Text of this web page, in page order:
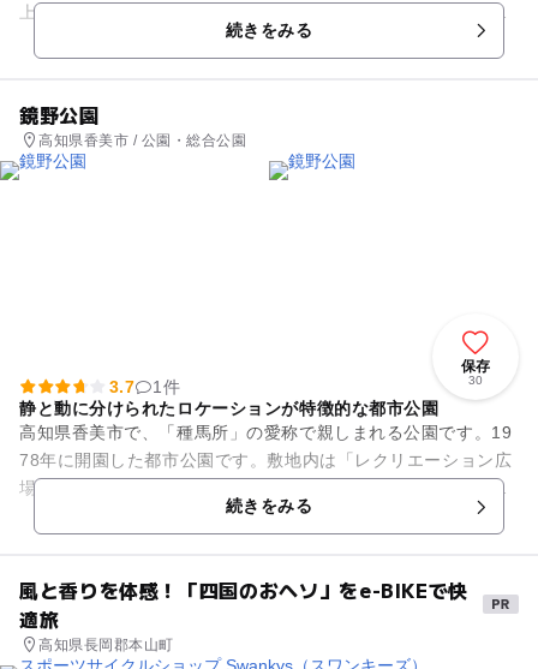
上旬にかけて多くの花見客が訪れます。公園の横にはダム湖が
続きをみる
鏡野公園
高知県香美市 / 公園・総合公園
保存
30
3.7
1件
静と動に分けられたロケーションが特徴的な都市公園
高知県香美市で、「種馬所」の愛称で親しまれる公園です。19
78年に開園した都市公園です。敷地内は「レクリエーション広
場」と、ヤナセスギやセンダン、クスノキなどの森に遊歩道が
設けられた「緑のゾーン...続きをみる
風と香りを体感！「四国のおヘソ」をe-BIKEで快
適旅
高知県長岡郡本山町